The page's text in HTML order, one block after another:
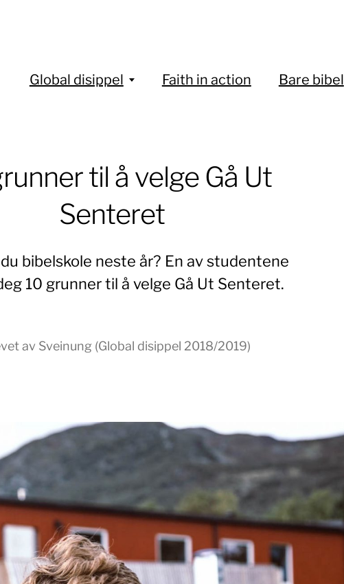
Global disippel Faith in action Bare bibel
til å velge Gå Ut
Senteret
bibelskole neste år? En av studentene
10 grunner til å velge Gå Ut Senteret.
av Sveinung (Global disippel 2018/2019)